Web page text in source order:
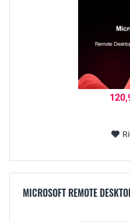
MICROSOFT REMOTE